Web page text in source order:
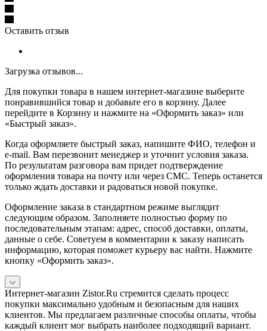
Оставить отзыв
Загрузка отзывов...
Для покупки товара в нашем интернет-магазине выберите
понравившийся товар и добавьте его в корзину. Далее
перейдите в Корзину и нажмите на «Оформить заказ» или
«Быстрый заказ».
Когда оформляете быстрый заказ, напишите ФИО, телефон и
e-mail. Вам перезвонит менеджер и уточнит условия заказа.
По результатам разговора вам придет подтверждение
оформления товара на почту или через СМС. Теперь останется
только ждать доставки и радоваться новой покупке.
Оформление заказа в стандартном режиме выглядит
следующим образом. Заполняете полностью форму по
последовательным этапам: адрес, способ доставки, оплаты,
данные о себе. Советуем в комментарии к заказу написать
информацию, которая поможет курьеру вас найти. Нажмите
кнопку «Оформить заказ».
Интернет-магазин Zistor.Ru стремится сделать процесс
покупки максимально удобным и безопасным для наших
клиентов. Мы предлагаем различные способы оплаты, чтобы
каждый клиент мог выбрать наиболее подходящий вариант.